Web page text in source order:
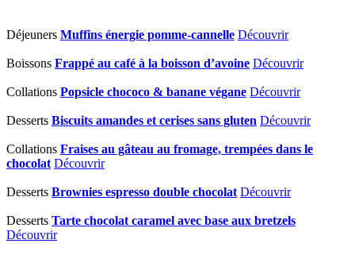
Déjeuners Muffins énergie pomme-cannelle Découvrir
Boissons Frappé au café à la boisson d’avoine Découvrir
Collations Popsicle chococo & banane végane Découvrir
Desserts Biscuits amandes et cerises sans gluten Découvrir
Collations Fraises au gâteau au fromage, trempées dans le
chocolat Découvrir
Desserts Brownies espresso double chocolat Découvrir
Desserts Tarte chocolat caramel avec base aux bretzels
Découvrir